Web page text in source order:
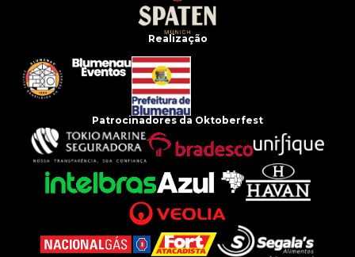
Realização
Patrocinadores da Oktoberfest